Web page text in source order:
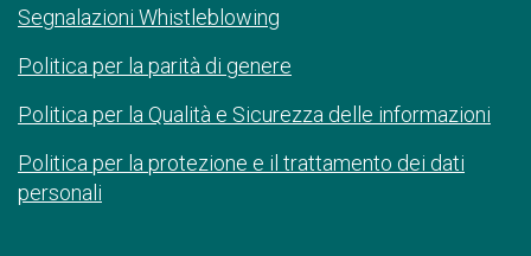
Segnalazioni Whistleblowing
Politica per la parità di genere
Politica per la Qualità e Sicurezza delle informazioni
Politica per la protezione e il trattamento dei dati
personali